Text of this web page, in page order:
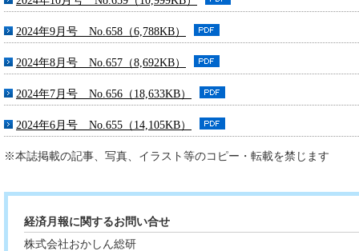
2024年9月号 No.658（6,788KB）
2024年8月号 No.657（8,692KB）
2024年7月号 No.656（18,633KB）
2024年6月号 No.655（14,105KB）
※本誌掲載の記事、写真、イラスト等のコピー・転載を禁じます
経済月報に関するお問い合せ
株式会社おかしん総研